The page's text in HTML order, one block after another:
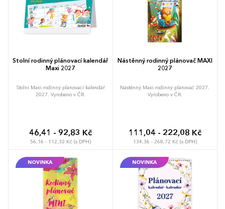
Stolní rodinný plánovací kalendář
Maxi 2027
Stolní Maxi rodinný plánovací kalendář
2027. Vyrobeno v ČR.
46,41 - 92,83 Kč
56,16 - 112,32 Kč (s DPH)
Nástěnný rodinný plánovač MAXI
2027
Nástěnný Maxi rodinný plánovač 2027.
Vyrobeno v ČR.
111,04 - 222,08 Kč
134,36 - 268,72 Kč (s DPH)
NOVINKA NOVINKA